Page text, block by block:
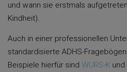
und wann sie erstmals
Kindheit).
Auch in einer professionellen
standardisierte ADHS-
Beispiele hierfür sind WURS-K und